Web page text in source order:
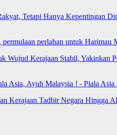
Tetapi Hanya Kepentingan
perlahan untuk Harimau
Wujud Kerajaan Stabil, Yakinkan
Asia, Ayuh Malaysia ! - Piala
Kerajaan Tadbir Negara Hingga